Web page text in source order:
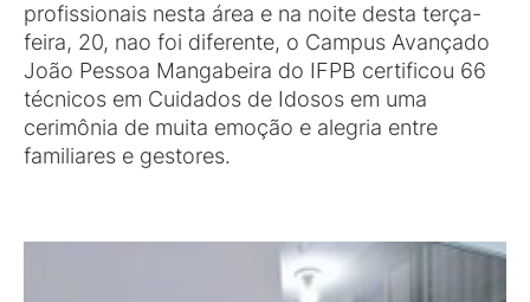
profissionais nesta área e na noite desta terça-
feira, 20, nao foi diferente, o Campus Avançado
João Pessoa Mangabeira do IFPB certificou 66
técnicos em Cuidados de Idosos em uma
cerimônia de muita emoção e alegria entre
familiares e gestores.